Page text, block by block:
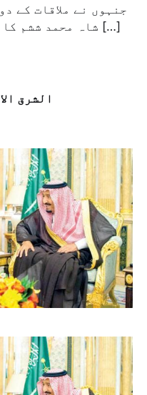
جنہوں نے ملاقات کے
شاہ محمد ششم کا سلام پہنچایا۔ اس ملاقات کے […]
الشرق